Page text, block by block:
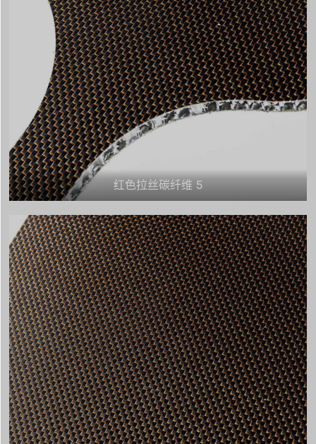
红色拉丝碳纤维 5